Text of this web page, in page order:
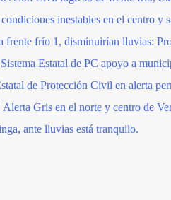
inestables en el centro y
frente frío 1, disminuirían lluvias:
Estatal de PC apoyo a
de Protección Civil en alerta
Gris en el norte y centro de
ante lluvias está tranquilo.